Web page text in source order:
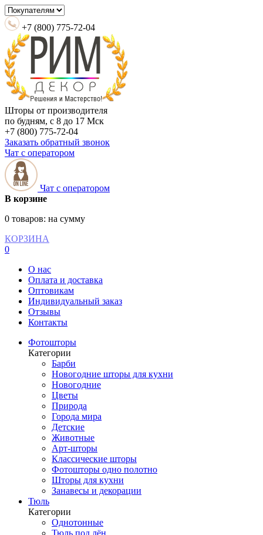
+7 (800) 775-72-04
Шторы от производителя
по будням, с 8 до 17 Мск
+7 (800) 775-72-04
Заказать обратный звонок
Чат с оператором
Чат с оператором
В корзине
0 товаров: на сумму
КОРЗИНА
0
О нас
Оплата и доставка
Оптовикам
Индивидуальный заказ
Отзывы
Контакты
Фотошторы
Категории
Барби
Новогодние шторы для кухни
Новогодние
Цветы
Природа
Города мира
Детские
Животные
Арт-шторы
Классические шторы
Фотошторы одно полотно
Шторы для кухни
Занавесы и декорации
Тюль
Категории
Однотонные
Тюль под лён